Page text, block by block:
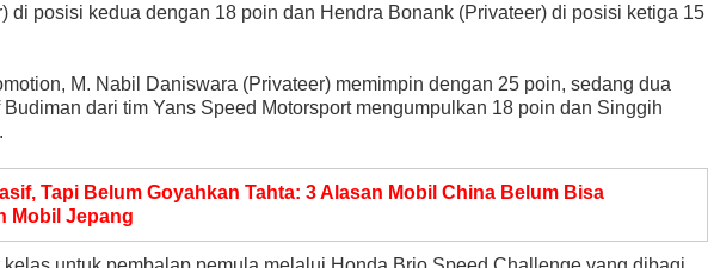
di posisi kedua dengan 18 poin dan Hendra Bonank (Privateer) di posisi ketiga 15
M. Nabil Daniswara (Privateer) memimpin dengan 25 poin, sedang dua
dari tim Yans Speed Motorsport mengumpulkan 18 poin dan Singgih
Tapi Belum Goyahkan Tahta: 3 Alasan Mobil China Belum Bisa
Mobil Jepang